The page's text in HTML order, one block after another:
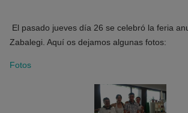
El pasado jueves día 26 se celebró la feria
Zabalegi. Aquí os dejamos algunas fotos:
Fotos